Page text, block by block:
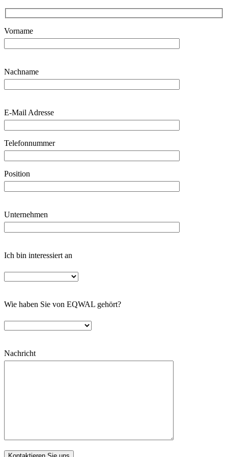
Vorname
Nachname
E-Mail Adresse
Telefonnummer
Position
Unternehmen
Ich bin interessiert an
Wie haben Sie von EQWAL gehört?
Nachricht